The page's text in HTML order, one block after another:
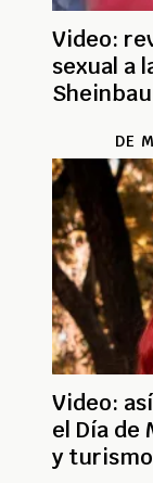
Video:
sexual a
DE
Video:
el Día de
y